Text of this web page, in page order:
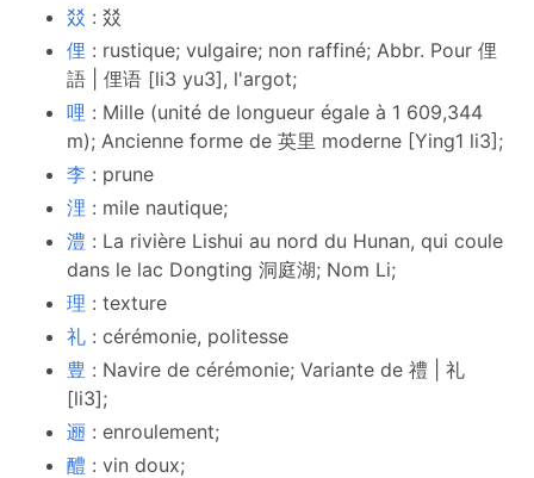
㸚 : 㸚
俚 : rustique; vulgaire; non raffiné; Abbr. Pour 俚
語 | 俚语 [li3 yu3], l'argot;
哩 : Mille (unité de longueur égale à 1 609,344
m); Ancienne forme de 英里 moderne [Ying1 li3];
李 : prune
浬 : mile nautique;
澧 : La rivière Lishui au nord du Hunan, qui coule
dans le lac Dongting 洞庭湖; Nom Li;
理 : texture
礼 : cérémonie, politesse
豊 : Navire de cérémonie; Variante de 禮 | 礼
[li3];
逦 : enroulement;
醴 : vin doux;